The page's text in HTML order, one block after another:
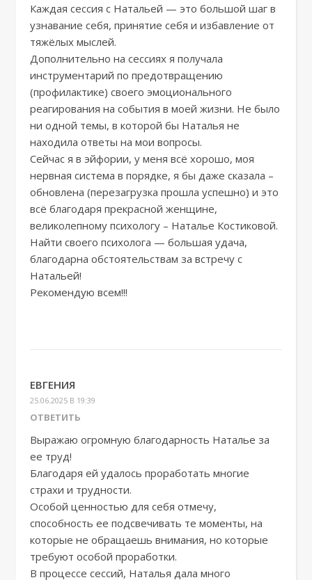
Каждая сессия с Натальей — это большой шаг в
узнавание себя, принятие себя и избавление от
тяжёлых мыслей.
Дополнительно на сессиях я получала
инструментарий по предотвращению
(профилактике) своего эмоционального
реагирования на события в моей жизни. Не было
ни одной темы, в которой бы Наталья не
находила ответы на мои вопросы.
Сейчас я в эйфории, у меня всё хорошо, моя
нервная система в порядке, я бы даже сказала –
обновлена (перезагрузка прошла успешно) и это
всё благодаря прекрасной женщине,
великолепному психологу – Наталье Костиковой.
Найти своего психолога — большая удача,
благодарна обстоятельствам за встречу с
Натальей!
Рекомендую всем!!!
ЕВГЕНИЯ
25.06.2025 В 19:39
ОТВЕТИТЬ
Выражаю огромную благодарность Наталье за
ее труд!
Благодаря ей удалось проработать многие
страхи и трудности.
Особой ценностью для себя отмечу,
способность ее подсвечивать те моменты, на
которые не обращаешь внимания, но которые
требуют особой проработки.
В процессе сессий, Наталья дала много